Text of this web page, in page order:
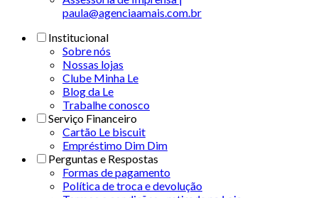
paula@agenciaamais.com.br
Institucional
Sobre nós
Nossas lojas
Clube Minha Le
Blog da Le
Trabalhe conosco
Serviço Financeiro
Cartão Le biscuit
Empréstimo Dim Dim
Perguntas e Respostas
Formas de pagamento
Política de troca e devolução